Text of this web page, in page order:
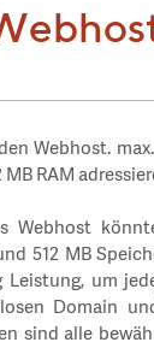
Webhost.
MB RAM
Webhost
512 MB
Leistung, um
Domain
sind alle